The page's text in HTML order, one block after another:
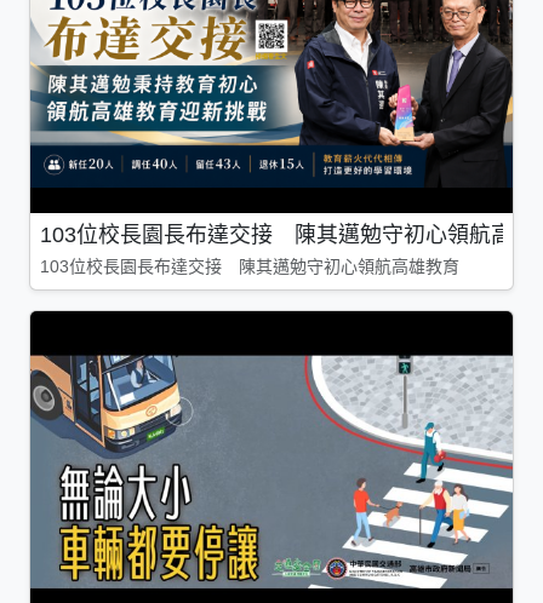
103位校長園長布達交接 陳其邁勉守初心領航高雄
103位校長園長布達交接 陳其邁勉守初心領航高雄教育